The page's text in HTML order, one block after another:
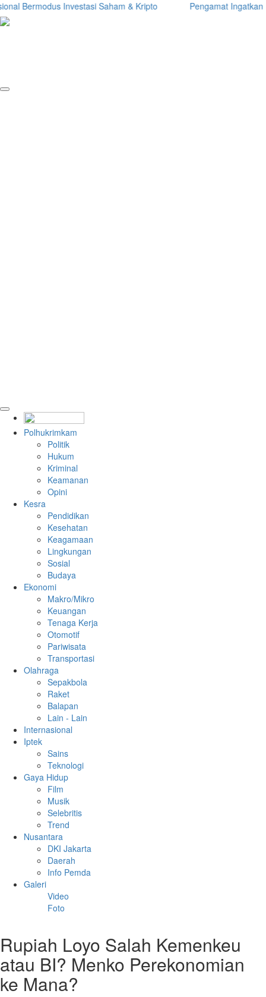
Bermodus Investasi Saham & Kripto Pengamat Ingatkan
Polhukrimkam
Politik
Hukum
Kriminal
Keamanan
Opini
Kesra
Pendidikan
Kesehatan
Keagamaan
Lingkungan
Sosial
Budaya
Ekonomi
Makro/Mikro
Keuangan
Tenaga Kerja
Otomotif
Pariwisata
Transportasi
Olahraga
Sepakbola
Raket
Balapan
Lain - Lain
Internasional
Iptek
Sains
Teknologi
Gaya Hidup
Film
Musik
Selebritis
Trend
Nusantara
DKI Jakarta
Daerah
Info Pemda
Galeri
Video
Foto
Rupiah Loyo Salah Kemenkeu
atau BI? Menko Perekonomian
ke Mana?